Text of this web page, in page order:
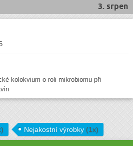
3. srpen
kolokvium o roli mikrobiomu při
Nejakostní výrobky (1x)